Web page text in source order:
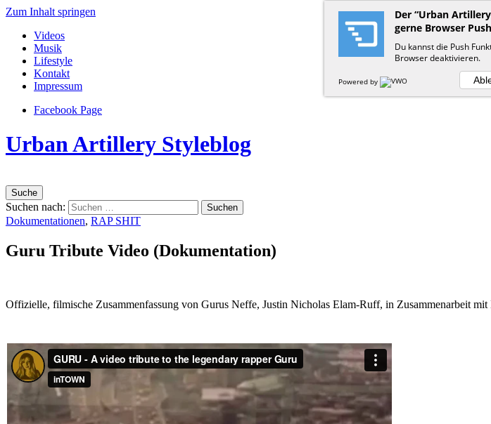
Zum Inhalt springen
Videos
Musik
Lifestyle
Kontakt
Impressum
Facebook Page
Urban Artillery Styleblog
Suche
Suchen nach:
Dokumentationen, RAP SHIT
Guru Tribute Video (Dokumentation)
Offizielle, filmische Zusammenfassung von Gurus Neffe, Justin Nicholas Elam-Ruff, in Zusammenarbeit
Der “Urban
gerne Browser
Du kannst die Push
Browser deaktivieren.
Powered by